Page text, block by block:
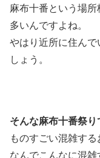
麻布十番という場
多いんですよね。
やはり近所に住ん
しょう。
そんな麻布十番祭り
ものすごい混雑する
なんでこんなに混